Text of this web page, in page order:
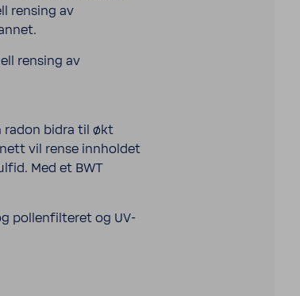
rensing av
rensing av
radon bidra til økt
vil rense innholdet
Med et BWT
pollenfilteret og UV-